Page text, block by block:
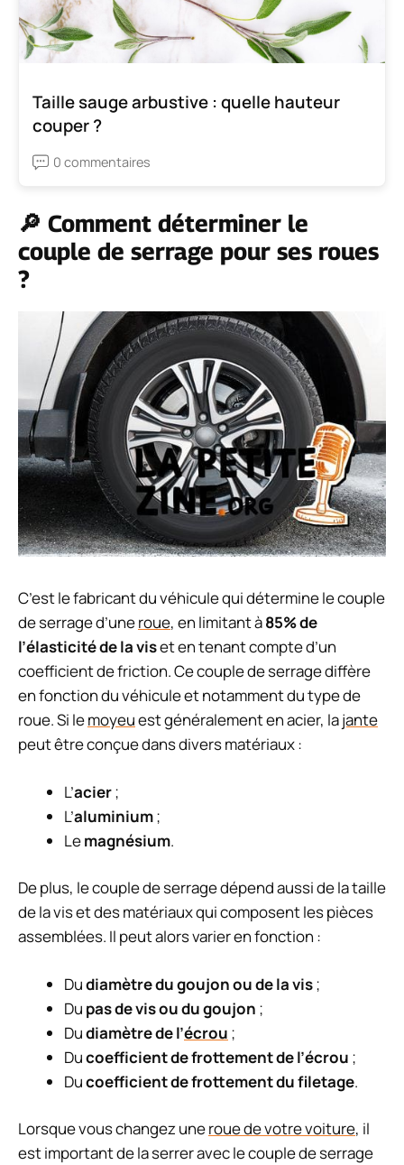
Taille sauge arbustive : quelle hauteur
couper ?
0 commentaires
🔎 Comment déterminer le
couple de serrage pour ses roues
?
C’est le fabricant du véhicule qui détermine le couple
de serrage d’uneroue, en limitant à85% de
l’élasticité de la viset en tenant compte d’un
coefficient de friction. Ce couple de serrage diffère
en fonction du véhicule et notamment du type de
roue. Si lemoyeuest généralement en acier, lajante
peut être conçue dans divers matériaux :
L’acier;
L’aluminium;
Lemagnésium.
De plus, le couple de serrage dépend aussi de la taille
de la vis et des matériaux qui composent les pièces
assemblées. Il peut alors varier en fonction :
Dudiamètre du goujon ou de la vis;
Du pas de vis ou du goujon ;
Dudiamètre de l’écrou ;
Ducoefficient de frottement de l’écrou ;
Ducoefficient de frottement du filetage.
Lorsque vous changez uneroue de votre voiture, il
est important de la serrer avec le couple de serrage